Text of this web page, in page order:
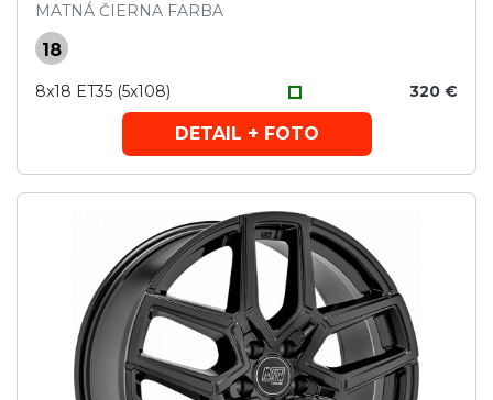
MATNÁ ČIERNA FARBA
18
8x18 ET35 (5x108) 320 €
DETAIL + FOTO